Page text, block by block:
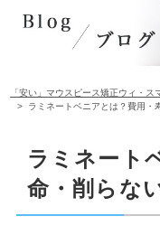
「安い」マウスピース矯正ウィ・ス
ラミネートベニアとは？費用・
ラミネート
命・削らな